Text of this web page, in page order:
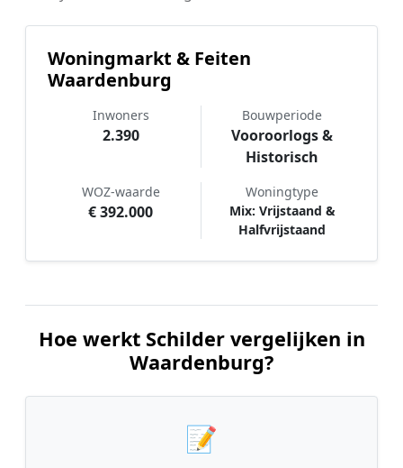
Woningmarkt & Feiten
Waardenburg
Inwoners
2.390
Bouwperiode
Vooroorlogs &
Historisch
WOZ-waarde
€ 392.000
Woningtype
Mix: Vrijstaand &
Halfvrijstaand
Hoe werkt Schilder vergelijken in
Waardenburg?
📝